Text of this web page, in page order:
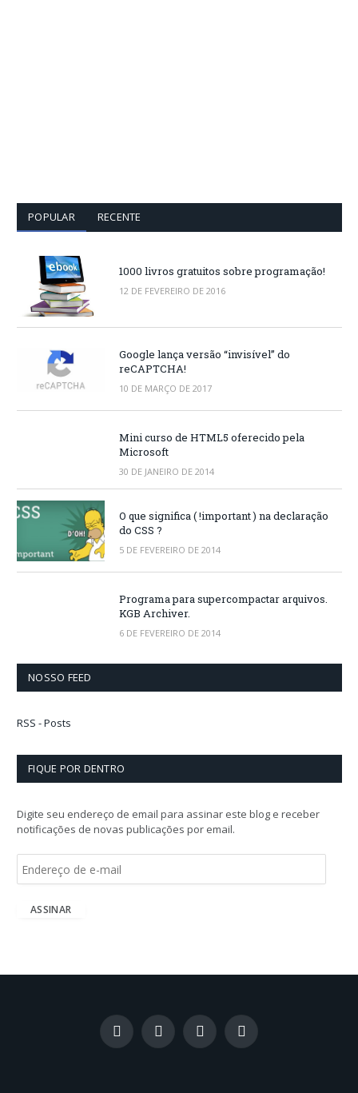
POPULAR RECENTE
1000 livros gratuitos sobre programação!
12 DE FEVEREIRO DE 2016
Google lança versão “invisível” do
reCAPTCHA!
10 DE MARÇO DE 2017
Mini curso de HTML5 oferecido pela
Microsoft
30 DE JANEIRO DE 2014
O que significa ( !important ) na declaração
do CSS ?
5 DE FEVEREIRO DE 2014
Programa para supercompactar arquivos.
KGB Archiver.
6 DE FEVEREIRO DE 2014
NOSSO FEED
RSS - Posts
FIQUE POR DENTRO
Digite seu endereço de email para assinar este blog e receber
notificações de novas publicações por email.
ASSINAR
Facebook
X
(Twitter)
InstagramLinkedIn